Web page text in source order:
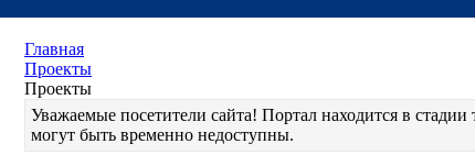
Главная
Проекты
Проекты
Уважаемые посетители сайта! Портал находится в
могут быть временно недоступны.